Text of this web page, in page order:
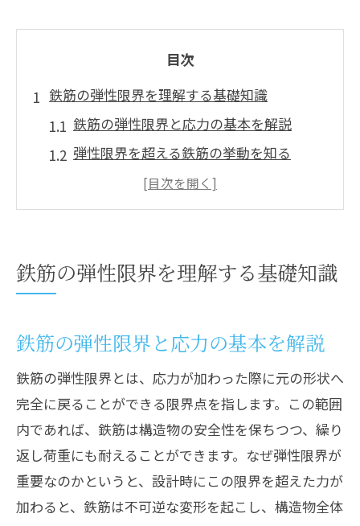
目次
鉄筋の弾性限界を理解する基礎知識
鉄筋の弾性限界と応力の基本を解説
弾性限界を超える鉄筋の挙動を知る
鉄筋の弾性限界と比例限界の関係性
ヤング係数から見る鉄筋の材料特性
材料力学で読み解く弾性限界の特徴
鉄筋のヤング係数が示す構造的意味
材料力学的観点で見る鉄筋の特性
弾性限界が構造設計に果たす役割
応力ひずみ曲線から見る鉄筋の特性
鉄筋の応力ひずみ曲線の読み方と特徴
応力ひずみ特性から弾性限界を把握
鉄筋の弾性限界を理解する基礎知識
鉄筋の弾性限界と応力の基本を解説
鉄筋の弾性限界とは、応力が加わった際に元の形状へ
完全に戻ることができる限界点を指します。この範囲
内であれば、鉄筋は構造物の安全性を保ちつつ、繰り
返し荷重にも耐えることができます。なぜ弾性限界が
重要なのかというと、設計時にこの限界を超えた力が
加わると、鉄筋は不可逆な変形を起こし、構造物全体